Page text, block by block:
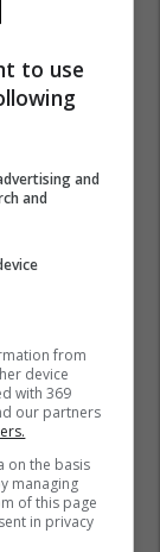
to use
and
and
from
device
with 369
our partners
on the basis
managing
of this page
in privacy